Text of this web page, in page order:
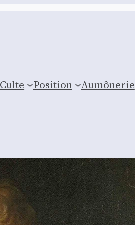
Culte Posi­tion Aumônerie